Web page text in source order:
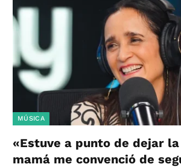
MÚSICA
«Estuve a punto de dejar
mamá me convenció de